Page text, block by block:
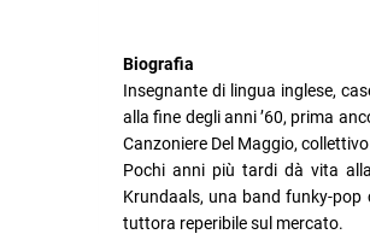
Biografia
Insegnante di lingua inglese,
alla fine degli anni ’60, prima
Canzoniere Del Maggio,
Pochi anni più tardi dà vita
Krundaals, una band funky-pop
tuttora reperibile sul mercato.